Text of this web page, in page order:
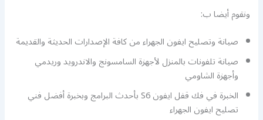
ونقوم أيضا ب:
صيانة وتصليح ايفون الجهراء من كافة الإصدارات الحديثة والقديمة
صيانة تلفونات بالمنزل لأجهزة السامسونج والاندرويد وريدمي
وأجهزة الشاومي
الخبرة في فك قفل ايفون S6 بأحدث البرامج وبخبرة أفضل فني
تصليح ايفون الجهراء